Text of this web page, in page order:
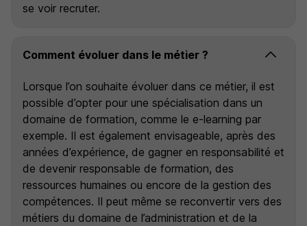
se voir recruter.
Comment évoluer dans le métier ?
Lorsque l’on souhaite évoluer dans ce métier, il est
possible d’opter pour une spécialisation dans un
domaine de formation, comme le e-learning par
exemple. Il est également envisageable, après des
années d’expérience, de gagner en responsabilité et
de devenir responsable de formation, des
ressources humaines ou encore de la gestion des
compétences. Il peut même se reconvertir vers des
métiers du domaine de l’administration et de la